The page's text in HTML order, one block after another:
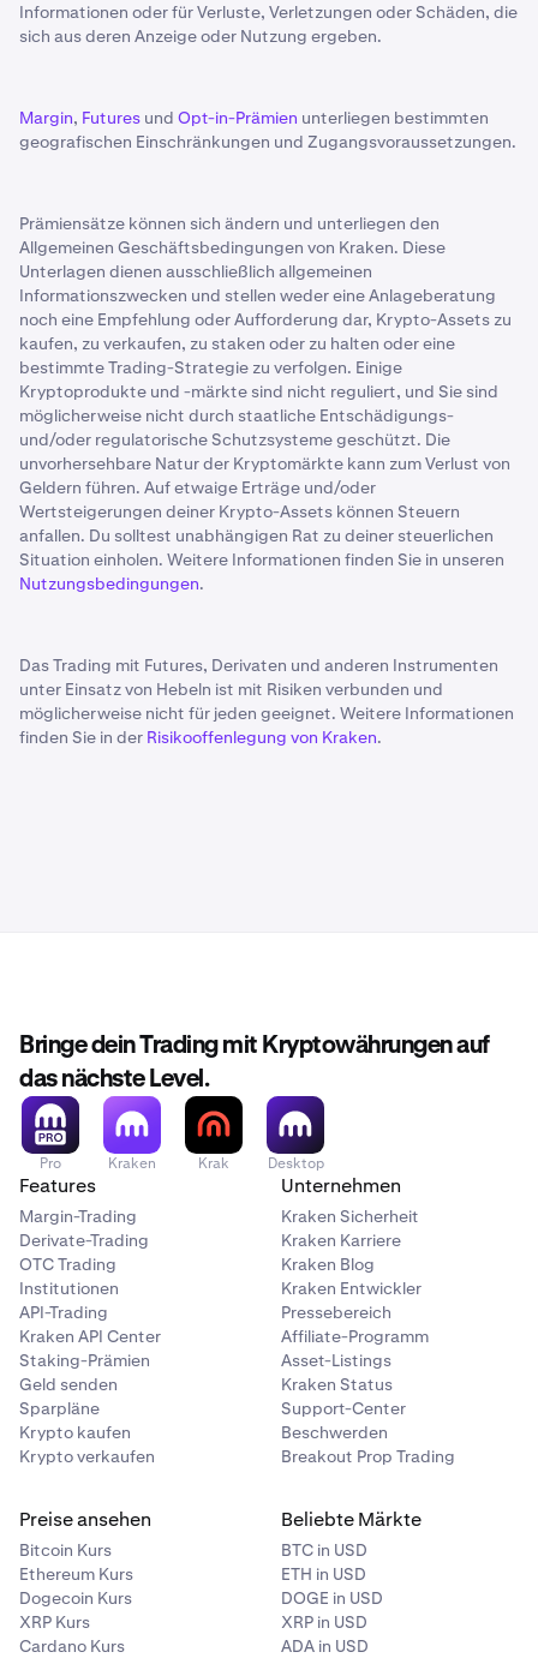
Informationen oder für Verluste, Verletzungen oder Schäden, die
sich aus deren Anzeige oder Nutzung ergeben.
Margin, Futures und Opt-in-Prämien unterliegen bestimmten
geografischen Einschränkungen und Zugangsvoraussetzungen.
Prämiensätze können sich ändern und unterliegen den
Allgemeinen Geschäftsbedingungen von Kraken. Diese
Unterlagen dienen ausschließlich allgemeinen
Informationszwecken und stellen weder eine Anlageberatung
noch eine Empfehlung oder Aufforderung dar, Krypto-Assets zu
kaufen, zu verkaufen, zu staken oder zu halten oder eine
bestimmte Trading-Strategie zu verfolgen. Einige
Kryptoprodukte und -märkte sind nicht reguliert, und Sie sind
möglicherweise nicht durch staatliche Entschädigungs-
und/oder regulatorische Schutzsysteme geschützt. Die
unvorhersehbare Natur der Kryptomärkte kann zum Verlust von
Geldern führen. Auf etwaige Erträge und/oder
Wertsteigerungen deiner Krypto-Assets können Steuern
anfallen. Du solltest unabhängigen Rat zu deiner steuerlichen
Situation einholen. Weitere Informationen finden Sie in unseren
Nutzungsbedingungen.
Das Trading mit Futures, Derivaten und anderen Instrumenten
unter Einsatz von Hebeln ist mit Risiken verbunden und
möglicherweise nicht für jeden geeignet. Weitere Informationen
finden Sie in der Risikooffenlegung von Kraken.
Bringe dein Trading mit Kryptowährungen auf
das nächste Level.
Pro Kraken Krak Desktop
Features
Margin-Trading
Derivate-Trading
OTC Trading
Institutionen
API-Trading
Kraken API Center
Staking-Prämien
Geld senden
Sparpläne
Krypto kaufen
Krypto verkaufen
Unternehmen
Kraken Sicherheit
Kraken Karriere
Kraken Blog
Kraken Entwickler
Pressebereich
Affiliate-Programm
Asset-Listings
Kraken Status
Support-Center
Beschwerden
Breakout Prop Trading
Preise ansehen
Bitcoin Kurs
Ethereum Kurs
Dogecoin Kurs
XRP Kurs
Cardano Kurs
Beliebte Märkte
BTC in USD
ETH in USD
DOGE in USD
XRP in USD
ADA in USD